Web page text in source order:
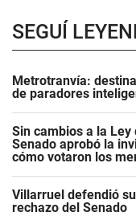
SEGUÍ
Metrotranvía:
de paradores
Sin cambios a la
Senado aprobó la
cómo votaron los
Villarruel defendió
rechazo del Senado